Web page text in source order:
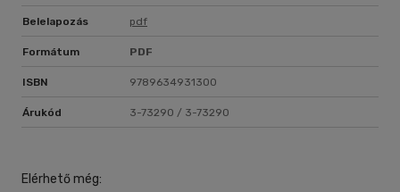
Belelapozás pdf
Formátum PDF
ISBN 9789634931300
Árukód 3-73290 / 3-73290
Elérhető még: